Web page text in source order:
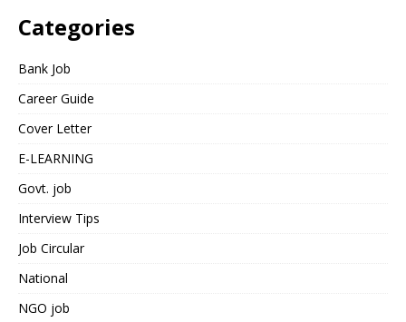
Categories
Bank Job
Career Guide
Cover Letter
E-LEARNING
Govt. job
Interview Tips
Job Circular
National
NGO job